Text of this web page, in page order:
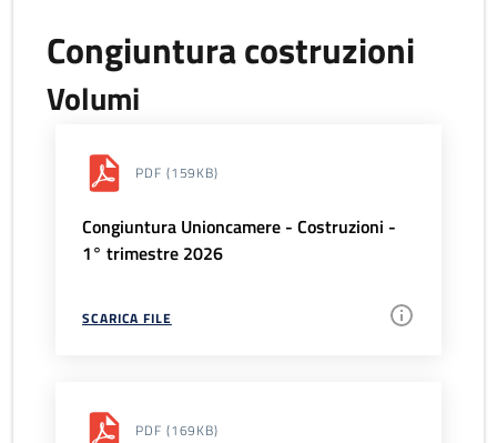
Congiuntura costruzioni
Volumi
PDF (159KB)
Congiuntura Unioncamere - Costruzioni -
1° trimestre 2026
SCARICA FILE
PDF (169KB)